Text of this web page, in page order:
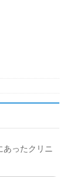
あったクリニ